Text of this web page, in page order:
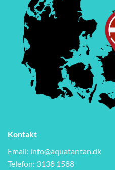
Kontakt
Email: info@aquatantan.dk
Telefon: 3138 1588